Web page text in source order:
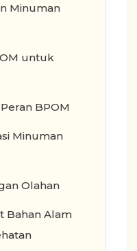
Minuman
untuk
BPOM
Minuman
Olahan
Bahan Alam